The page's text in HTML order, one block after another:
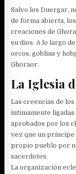
Salvo los Duergar,
de forma abierta,
creaciones de
su dios. A lo largo
orcos, goblins y
Ghoraor.
La Iglesia
Las creencias de
íntimamente
aprobados por los
vez que un príncipe
propio pueblo por
sacerdotes.
La organización